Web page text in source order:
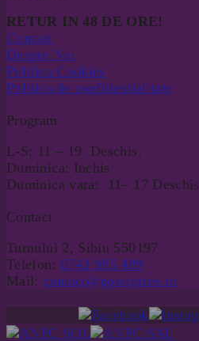
RETUR IN 48 DE ORE!
Contact
Despre Noi
Politica Cookies
Politica de confidentialitate
Program
L-S: 11 – 19 Deschis.
Duminica: Inchis
Duminica vara: 11– 17 Deschis
Contact
Turnului 2, Sibiu 550197
Telefon: 0742 985 489
Mail: contact@gossiptree.ro